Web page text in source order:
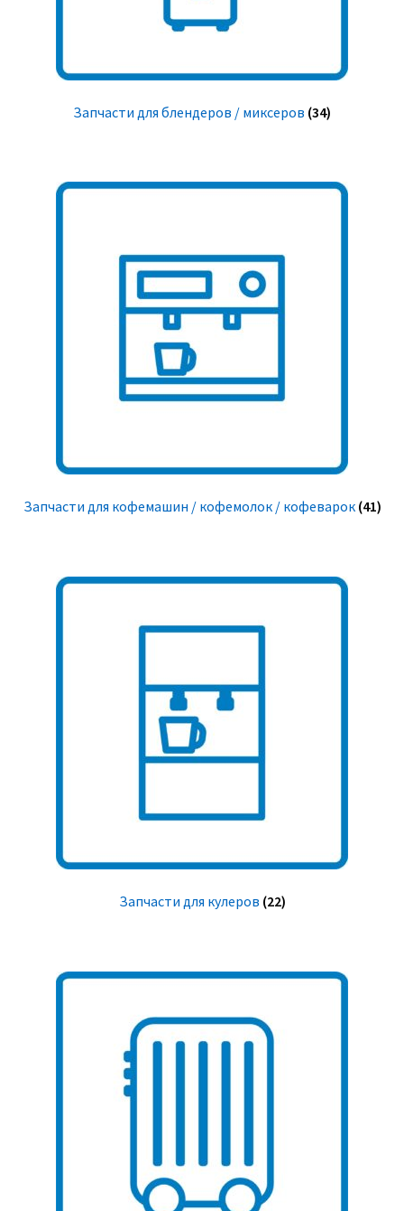
Запчасти для блендеров / миксеров (34)
Запчасти для кофемашин / кофемолок / кофеварок (41)
Запчасти для кулеров (22)